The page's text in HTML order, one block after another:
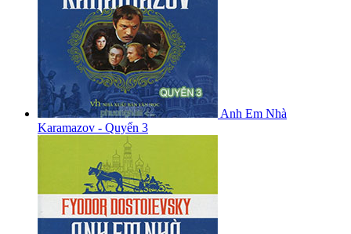
Anh Em Nhà
Karamazov - Quyển 3